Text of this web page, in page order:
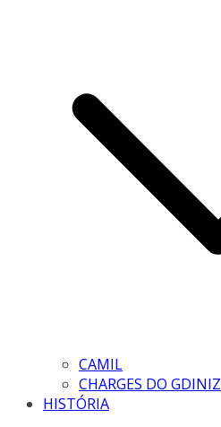
CAMIL
CHARGES DO GDINIZ
HISTÓRIA